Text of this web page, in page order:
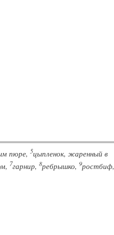
пюре, 5цыпленок, жаренный в
7гарнир, 8ребрышко, 9ростбиф,